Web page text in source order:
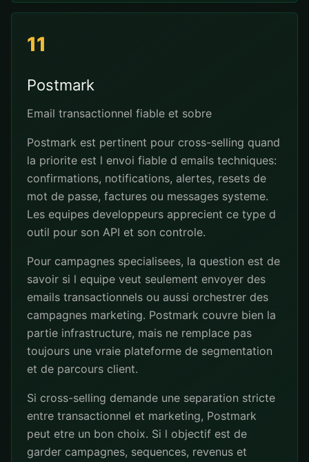
11
Postmark
Email transactionnel fiable et sobre
Postmark est pertinent pour cross-selling quand
la priorite est l envoi fiable d emails techniques:
confirmations, notifications, alertes, resets de
mot de passe, factures ou messages systeme.
Les equipes developpeurs apprecient ce type d
outil pour son API et son controle.
Pour campagnes specialisees, la question est de
savoir si l equipe veut seulement envoyer des
emails transactionnels ou aussi orchestrer des
campagnes marketing. Postmark couvre bien la
partie infrastructure, mais ne remplace pas
toujours une vraie plateforme de segmentation
et de parcours client.
Si cross-selling demande une separation stricte
entre transactionnel et marketing, Postmark
peut etre un bon choix. Si l objectif est de
garder campagnes, sequences, revenus et